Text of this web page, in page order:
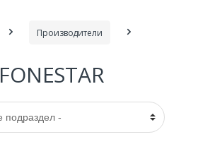
Производители
FONESTAR